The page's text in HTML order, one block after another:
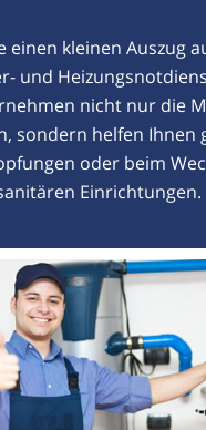
einen kleinen Auszug
und
nicht nur die
sondern helfen Ihnen
oder beim
Einrichtungen.